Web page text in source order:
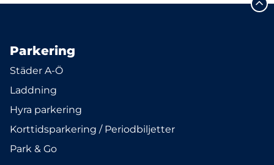
Parkering
Städer A-Ö
Laddning
Hyra parkering
Korttidsparkering / Periodbiljetter
Park & Go